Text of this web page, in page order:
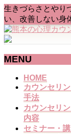
生きづらさとやり
い、改善しない身
MENU
HOME
カウンセリ
手法
カウンセリ
内容
セミナー・